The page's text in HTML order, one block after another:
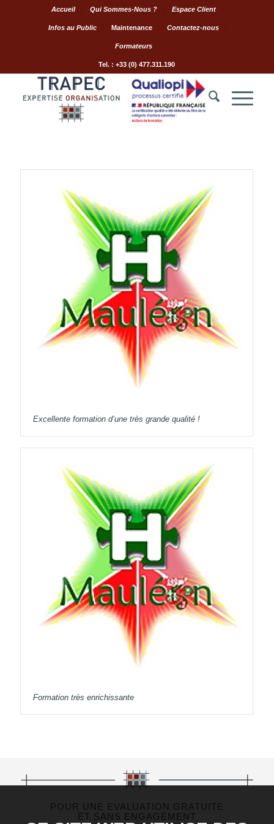
Accueil Qui Sommes-Nous ? Espace Client
Infos au Public Maintenance Contactez-nous
Formateurs
Tel. : +33 (0) 477.311.190
Excellente formation d’une très grande qualité !
Formation très enrichissante
POUR UNE EVALUATION GRATUITE
ET SANS ENGAGEMENT